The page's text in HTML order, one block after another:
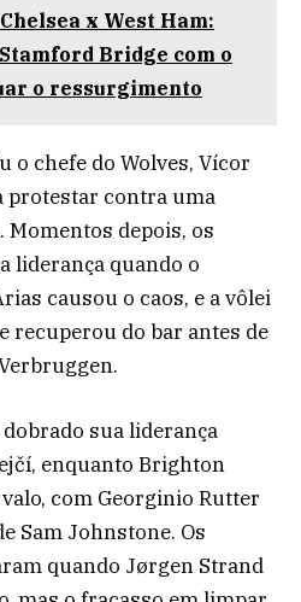
x West Ham:
Bridge com o
o ressurgimento
o chefe do Wolves, Vícor
protestar contra uma
Momentos depois, os
liderança quando o
causou o caos, e a vôlei
recuperou do bar antes de
sua liderança
enquanto Brighton
com Georginio Rutter
Sam Johnstone. Os
quando Jørgen Strand